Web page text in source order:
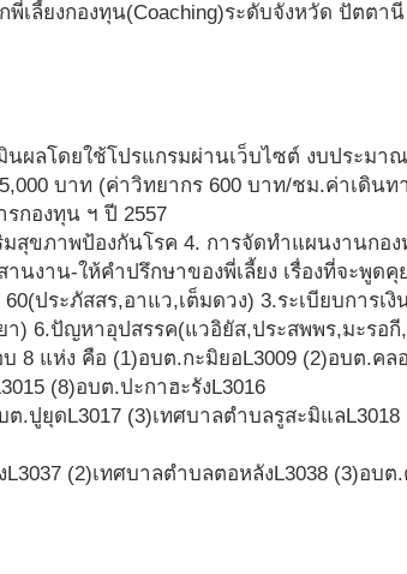
ลี้ยงกองทุน(Coaching)ระดับจังหวัด ปัตตา
ลโดยใช้โปรแกรมผ่านเว็บไซต์ งบประมา
บาท (ค่าวิทยากร 600 บาท/ชม.ค่าเดินท
รกองทุน ฯ ปี 2557
สุขภาพป้องกันโรค 4. การจัดทำแผนงานกอ
งาน-ให้คำปรึกษาของพี่เลี้ยง เรื่องที่จะพู
ระภัสสร,อาแว,เต็มดวง) 3.ระเบียบการเ
6.ปัญหาอุปสรรค(แวอิยัส,ประสพพร,มะรอ
แห่ง คือ (1)อบต.กะมิยอL3009 (2)อบต.คล
(8)อบต.ปะกาฮะรังL3016
ปูยุดL3017 (3)เทศบาลตำบลรูสะมิแล
(2)เทศบาลตำบลตอหลังL3038 (3)อบต.